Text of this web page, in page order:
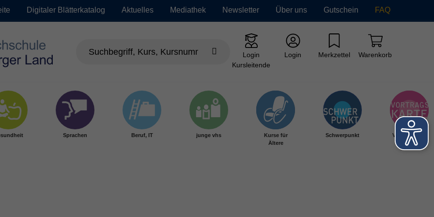
Digitaler Blätterkatalog Aktuelles Mediathek Newsletter Über uns Gutschein FAQ
Login
Kursleitende
Login Merkzettel Warenkorb
Sprachen Beruf, IT junge vhs
Kurse für
Ältere
Schwerpunkt Vortragskarte